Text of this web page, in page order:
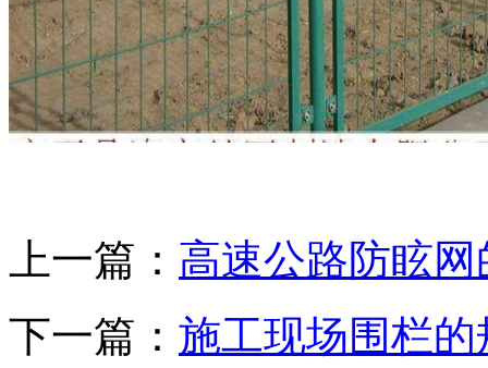
上一篇： 高速公路防眩
下一篇： 施工现场围栏的